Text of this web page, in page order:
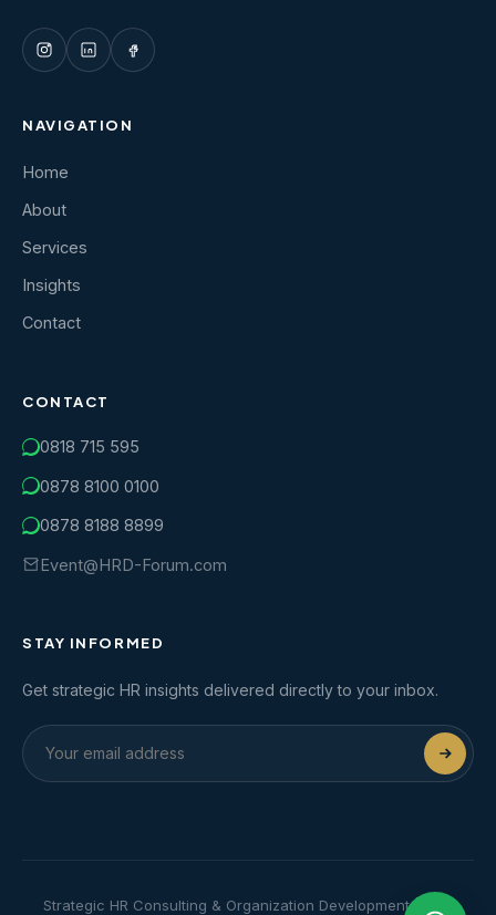
NAVIGATION
Home
About
Services
Insights
Contact
CONTACT
0818 715 595
0878 8100 0100
0878 8188 8899
Event@HRD-Forum.com
STAY INFORMED
Get strategic HR insights delivered directly to your inbox.
Strategic HR Consulting & Organization Development | HRD